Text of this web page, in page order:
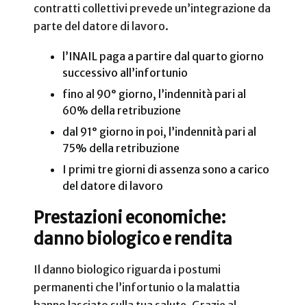
contratti collettivi prevede un’integrazione da
parte del datore di lavoro.
l’INAIL paga a partire dal quarto giorno
successivo all’infortunio
fino al 90° giorno, l’indennità pari al
60% della retribuzione
dal 91° giorno in poi, l’indennità pari al
75% della retribuzione
I primi tre giorni di assenza sono a carico
del datore di lavoro
Prestazioni economiche:
danno biologico e rendita
Il danno biologico riguarda i postumi
permanenti che l’infortunio o la malattia